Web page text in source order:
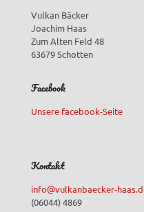
Vulkan Bäcker
Joachim Haas
Zum Alten Feld 48
63679 Schotten
Facebook
Unsere facebook-Seite
Kontakt
info@vulkanbaecker-
(06044) 4869